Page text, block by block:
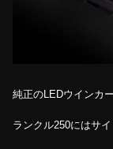
純正のLEDウインカ
ランクル250にはサ